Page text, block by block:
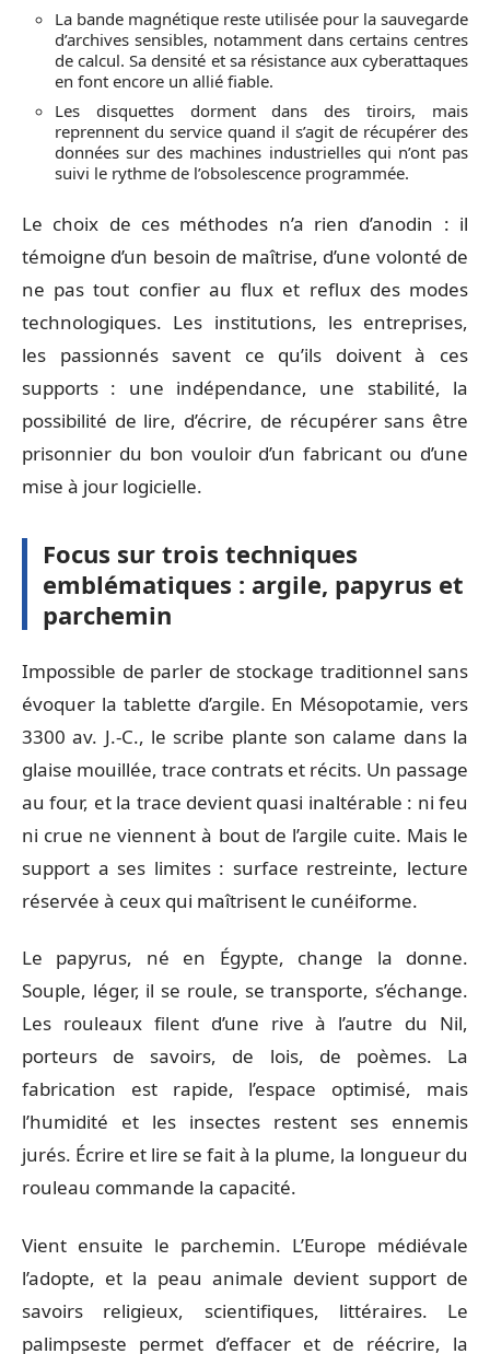
La bande magnétique reste utilisée pour la sauvegarde
d’archives sensibles, notamment dans certains centres
de calcul. Sa densité et sa résistance aux cyberattaques
en font encore un allié fiable.
Les disquettes dorment dans des tiroirs, mais
reprennent du service quand il s’agit de récupérer des
données sur des machines industrielles qui n’ont pas
suivi le rythme de l’obsolescence programmée.
Le choix de ces méthodes n’a rien d’anodin : il
témoigne d’un besoin de maîtrise, d’une volonté de
ne pas tout confier au flux et reflux des modes
technologiques. Les institutions, les entreprises,
les passionnés savent ce qu’ils doivent à ces
supports : une indépendance, une stabilité, la
possibilité de lire, d’écrire, de récupérer sans être
prisonnier du bon vouloir d’un fabricant ou d’une
mise à jour logicielle.
Focus sur trois techniques
emblématiques : argile, papyrus et
parchemin
Impossible de parler de stockage traditionnel sans
évoquer la tablette d’argile. En Mésopotamie, vers
3300 av. J.-C., le scribe plante son calame dans la
glaise mouillée, trace contrats et récits. Un passage
au four, et la trace devient quasi inaltérable : ni feu
ni crue ne viennent à bout de l’argile cuite. Mais le
support a ses limites : surface restreinte, lecture
réservée à ceux qui maîtrisent le cunéiforme.
Le papyrus, né en Égypte, change la donne.
Souple, léger, il se roule, se transporte, s’échange.
Les rouleaux filent d’une rive à l’autre du Nil,
porteurs de savoirs, de lois, de poèmes. La
fabrication est rapide, l’espace optimisé, mais
l’humidité et les insectes restent ses ennemis
jurés. Écrire et lire se fait à la plume, la longueur du
rouleau commande la capacité.
Vient ensuite le parchemin. L’Europe médiévale
l’adopte, et la peau animale devient support de
savoirs religieux, scientifiques, littéraires. Le
palimpseste permet d’effacer et de réécrire, la